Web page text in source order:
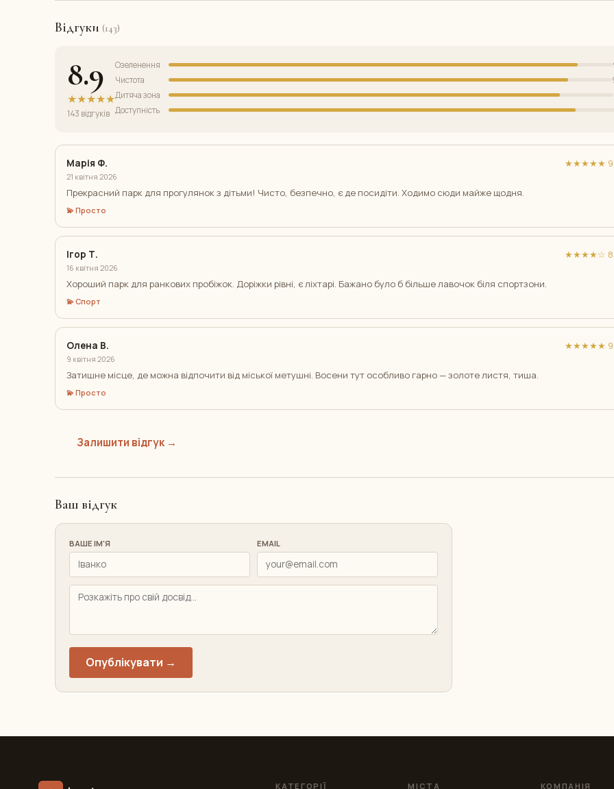
Відгуки (143)
8.9
★★★★★
143 відгуків
Озеленення
Чистота
Дитяча зона
Доступність
Марія Ф.
21 квітня 2026
★★★★★ 9/
Прекрасний парк для прогулянок з дітьми! Чисто, безпечно, є де посидіти. Ходимо сюди майже щодня.
💫 Просто
Ігор Т.
16 квітня 2026
★★★★☆ 8/
Хороший парк для ранкових пробіжок. Доріжки рівні, є ліхтарі. Бажано було б більше лавочок біля спортзони.
💫 Спорт
Олена В.
9 квітня 2026
★★★★★ 9/
Затишне місце, де можна відпочити від міської метушні. Восени тут особливо гарно — золоте листя, тиша.
💫 Просто
Залишити відгук →
Ваш відгук
ВАШЕ ІМ'Я EMAIL
Опублікувати →
КАТЕГОРІЇ МІСТА КОМПАНІЯ